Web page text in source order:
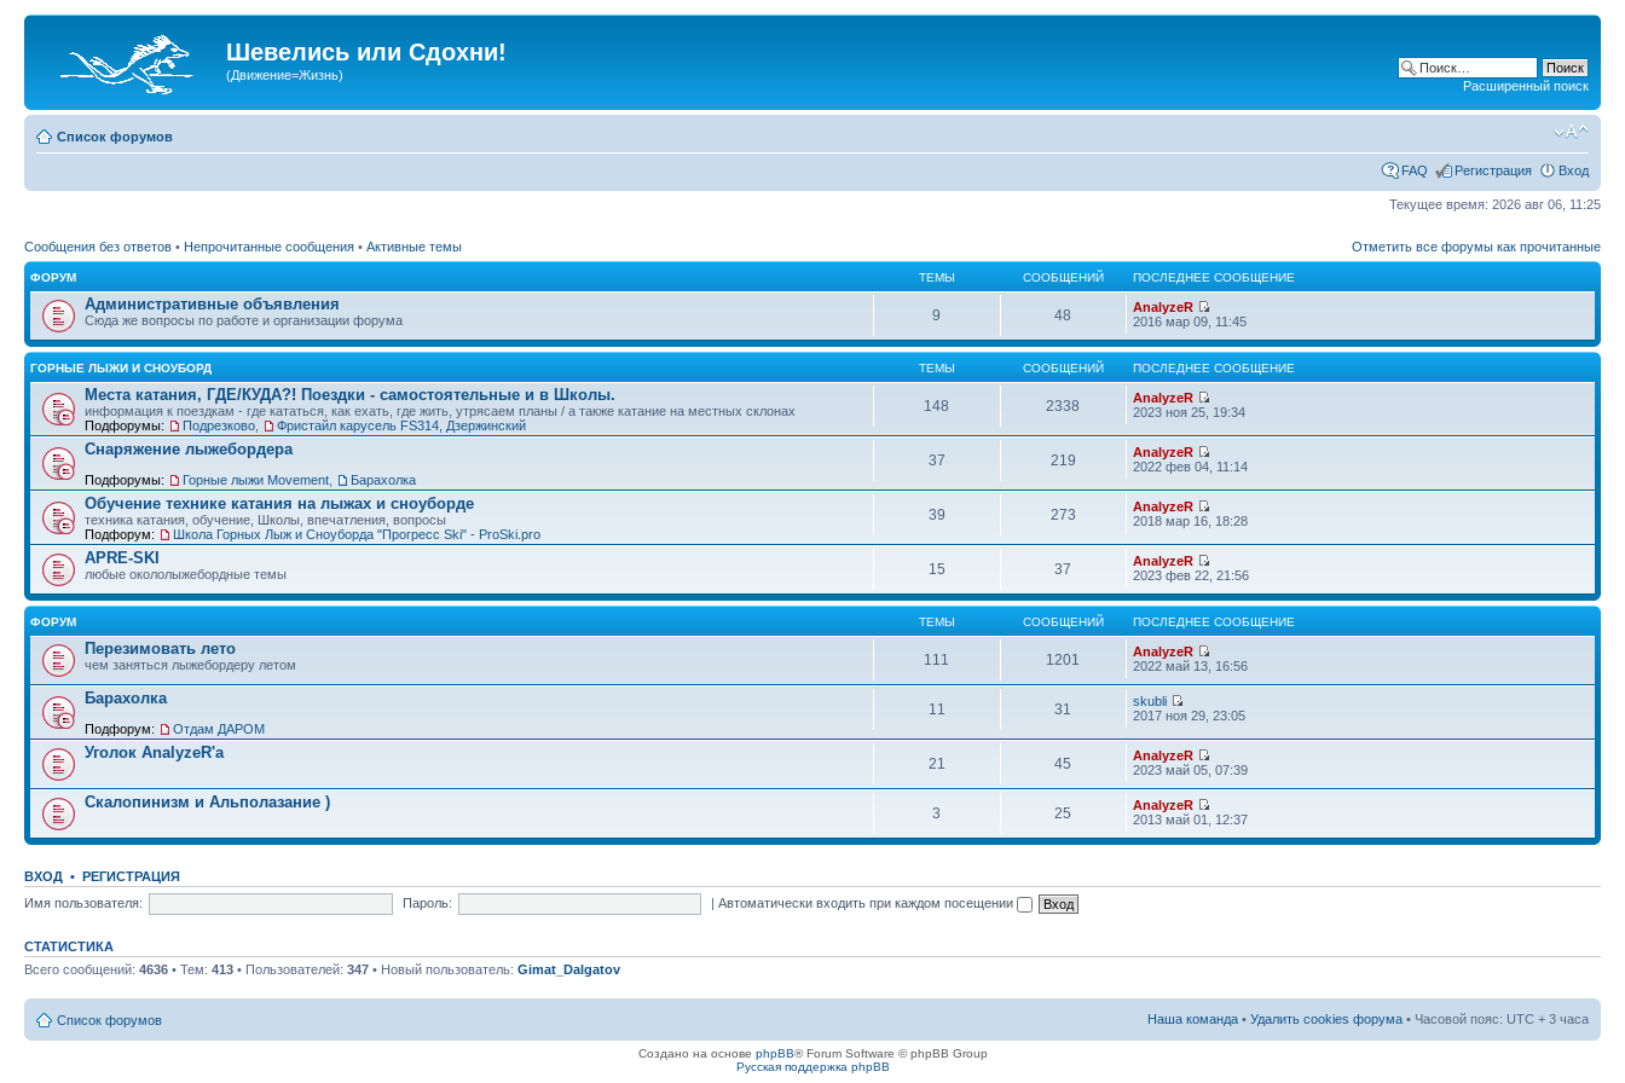
Шевелись или Сдохни!
(Движение=Жизнь)
Расширенный поиск
Список форумов
FAQ Регистрация Вход
Текущее время: 2026 авг 06, 11:25
Сообщения без ответов • Непрочитанные сообщения • Активные темы Отметить все форумы как прочитанные
ФОРУМ ТЕМЫ СООБЩЕНИЙ ПОСЛЕДНЕЕ СООБЩЕНИЕ
Административные объявления
Сюда же вопросы по работе и организации форума 9 48
AnalyzeR
2016 мар 09, 11:45
ГОРНЫЕ ЛЫЖИ И СНОУБОРД ТЕМЫ СООБЩЕНИЙ ПОСЛЕДНЕЕ СООБЩЕНИЕ
Места катания, ГДЕ/КУДА?! Поездки - самостоятельные и в Школы.
информация к поездкам - где кататься, как ехать, где жить, утрясаем планы / а также катание на местных склонах
Подфорумы:
Подрезково Фристайл карусель FS314, Дзержинский
148 2338
AnalyzeR
2023 ноя 25, 19:34
Снаряжение лыжебордера
Подфорумы: Горные лыжи Movement Барахолка
37 219
AnalyzeR
2022 фев 04, 11:14
Обучение технике катания на лыжах и сноуборде
техника катания, обучение, Школы, впечатления, вопросы
Подфорум:
Школа Горных Лыж и Сноуборда "Прогресс Ski" - ProSki.pro
39 273
AnalyzeR
2018 мар 16, 18:28
APRE-SKI
любые окололыжебордные темы 15 37
AnalyzeR
2023 фев 22, 21:56
ФОРУМ ТЕМЫ СООБЩЕНИЙ ПОСЛЕДНЕЕ СООБЩЕНИЕ
Перезимовать лето
чем заняться лыжебордеру летом 111 1201
AnalyzeR
2022 май 13, 16:56
Барахолка
Подфорум: Отдам ДАРОМ
11 31
skubli
2017 ноя 29, 23:05
Уголок AnalyzeR'а
21 45
AnalyzeR
2023 май 05, 07:39
Скалопинизм и Альполазание )
3 25
AnalyzeR
2013 май 01, 12:37
ВХОД • РЕГИСТРАЦИЯ
Имя пользователя:
Пароль: |Автоматически входить при каждом посещении
СТАТИСТИКА
Всего сообщений: 4636 • Тем: 413 • Пользователей: 347 • Новый пользователь: Gimat_Dalgatov
Список форумов Наша команда • Удалить cookies форума • Часовой пояс: UTC + 3 часа
Создано на основе phpBB® Forum Software © phpBB Group
Русская поддержка phpBB